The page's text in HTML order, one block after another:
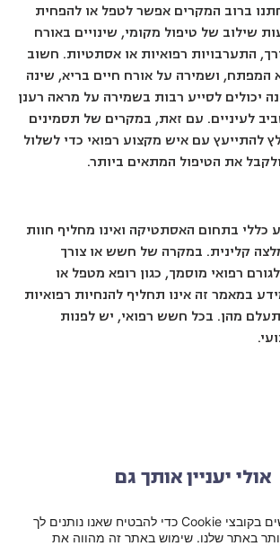
ברוב המקרים אפשר לטפל או להפחית
שילוב של טיפול מקומי, שינויים באורח
התערבויות רפואיות או אסתטיות. חשוב
המפתח, ושמירה על אורח חיים בריא, שינה
יכולים לסייע רבות בשמירה על מראה רענן
לעיניים. עם זאת, במקרים של תסמינים
להתייעץ עם איש מקצוע רפואי כדי לשלול
את הטיפול המתאים ביותר.
בתחום האסתטיקה ואינו מחליף חוות
קלינית. במקרה של חשש או צורך
רפואי מוסמך, כגון רופא מטפל או
במאמר זה אינו תחליף להנחיות רפואיות
מהן. בכל חשש רפואי, יש לפנות
אולי יעניין אותך גם
לידיעתך אנו משתמשים בקובצי Cookie כדי להבטיח שאנו נותנים לך
באתר שלנו. שימוש באתר זה מהווה את